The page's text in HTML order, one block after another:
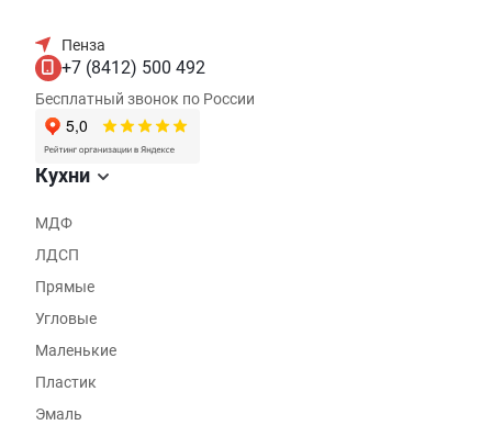
Пенза
+7 (8412) 500 492
Бесплатный звонок по России
Кухни
МДФ
ЛДСП
Прямые
Угловые
Маленькие
Пластик
Эмаль